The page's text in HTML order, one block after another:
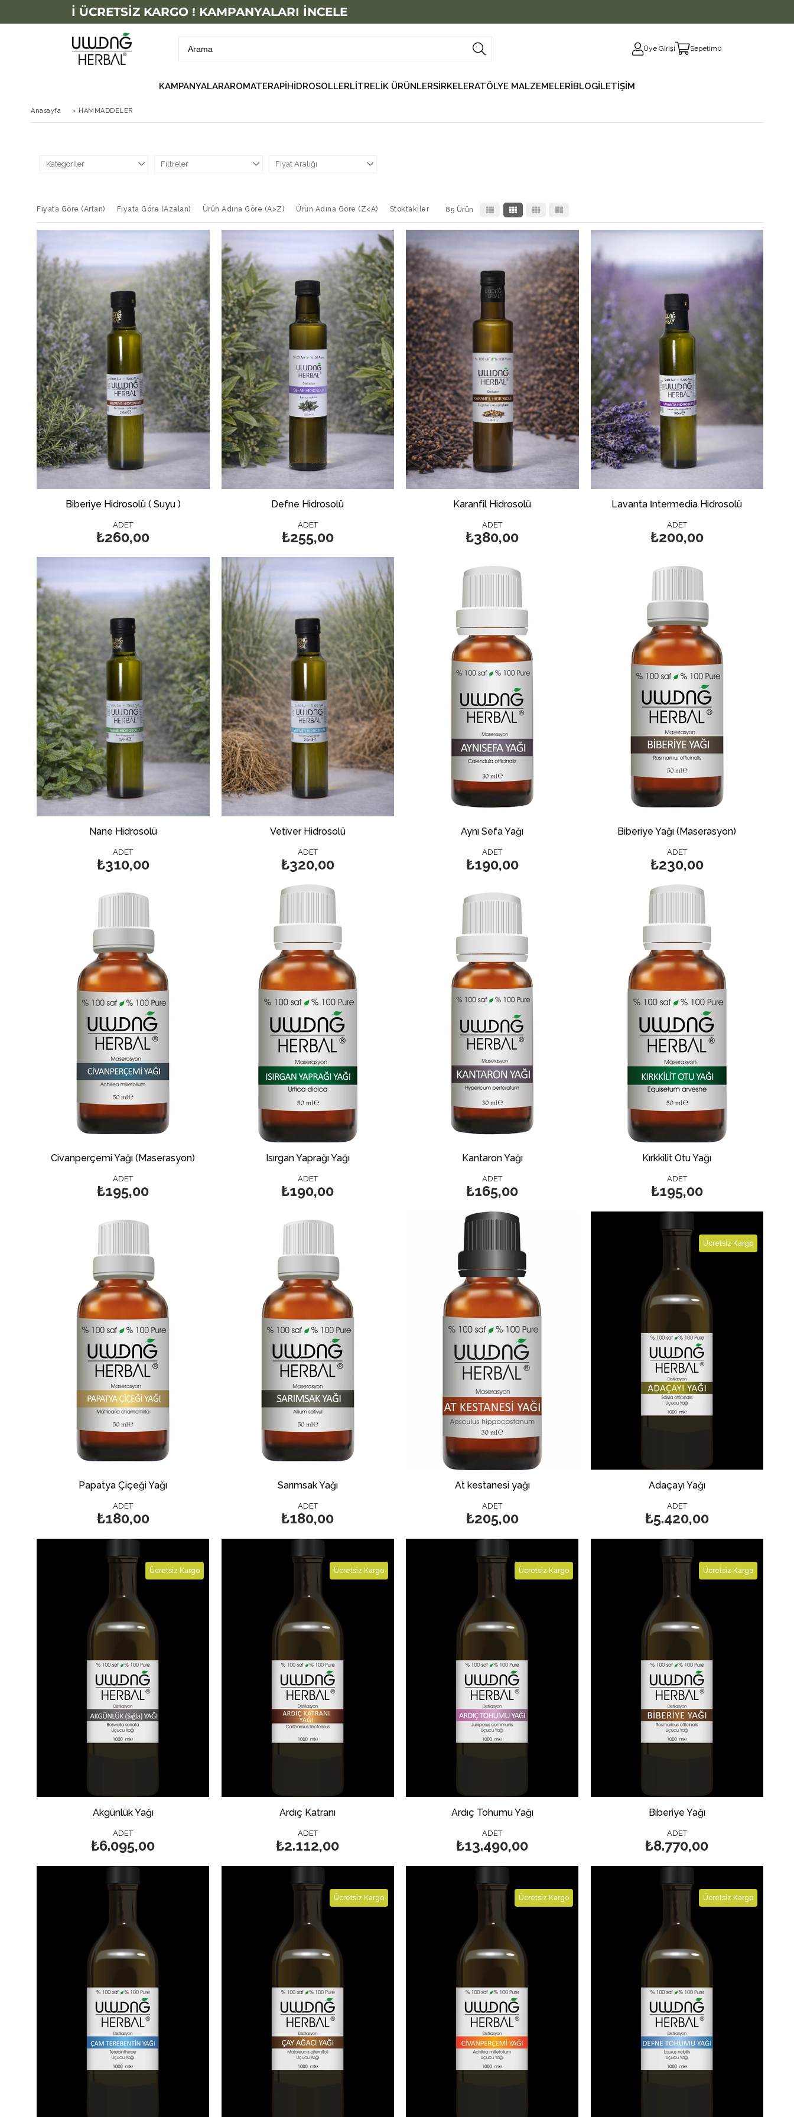
ÜZERİ ÜCRETSİZ KARGO ! KAMPANYALARI İNCELE
Üye Girişi Sepetim0
KAMPANYALARAROMATERAPİHİDROSOLLERLİTRELİK ÜRÜNLERSİRKELERATÖLYE MALZEMELERİBLOGİLETİŞİM
Anasayfa > HAMMADDELER
Kategoriler Filtreler Fiyat Aralığı
Fiyata Göre (Artan) Fiyata Göre (Azalan) Ürün Adına Göre (A>Z) Ürün Adına Göre (Z<A) Stoktakiler 85 Ürün
Biberiye Hidrosolü ( Suyu )
ADET
₺260,00
Defne Hidrosolü
ADET
₺255,00
Karanfil Hidrosolü
ADET
₺380,00
Lavanta İntermedia Hidrosolü
ADET
₺200,00
Nane Hidrosolü
ADET
₺310,00
Vetiver Hidrosolü
ADET
₺320,00
Aynı Sefa Yağı
ADET
₺190,00
Biberiye Yağı (Maserasyon)
ADET
₺230,00
Civanperçemi Yağı (Maserasyon)
ADET
₺195,00
Isırgan Yaprağı Yağı
ADET
₺190,00
Kantaron Yağı
ADET
₺165,00
Kırkkilit Otu Yağı
ADET
₺195,00
Papatya Çiçeği Yağı
ADET
₺180,00
Sarımsak Yağı
ADET
₺180,00
At kestanesi yağı
ADET
₺205,00
Adaçayı Yağı
ADET
₺5.420,00
Ücretsiz Kargo
Akgünlük Yağı
ADET
₺6.095,00
Ücretsiz Kargo
Ardıç Katranı
ADET
₺2.112,00
Ücretsiz Kargo
Ardıç Tohumu Yağı
ADET
₺13.490,00
Ücretsiz Kargo
Biberiye Yağı
ADET
₺8.770,00
Ücretsiz Kargo
Ücretsiz Kargo Ücretsiz Kargo Ücretsiz Kargo